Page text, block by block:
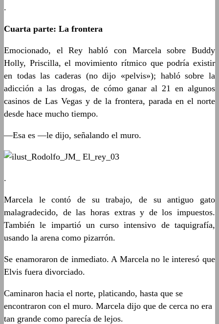
.
Cuarta parte: La frontera
Emocionado, el Rey habló con Marcela sobre Buddy
Holly, Priscilla, el movimiento rítmico que podría existir
en todas las caderas (no dijo «pelvis»); habló sobre la
adicción a las drogas, de cómo ganar al 21 en algunos
casinos de Las Vegas y de la frontera, parada en el norte
desde hace mucho tiempo.
—Esa es —le dijo, señalando el muro.
.
Marcela le contó de su trabajo, de su antiguo gato
malagradecido, de las horas extras y de los impuestos.
También le impartió un curso intensivo de taquigrafía,
usando la arena como pizarrón.
Se enamoraron de inmediato. A Marcela no le interesó que
Elvis fuera divorciado.
Caminaron hacia el norte, platicando, hasta que se
encontraron con el muro. Marcela dijo que de cerca no era
tan grande como parecía de lejos.